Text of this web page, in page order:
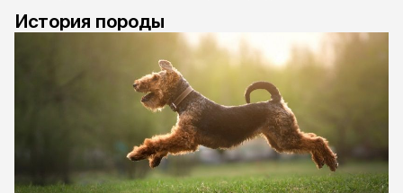
История породы